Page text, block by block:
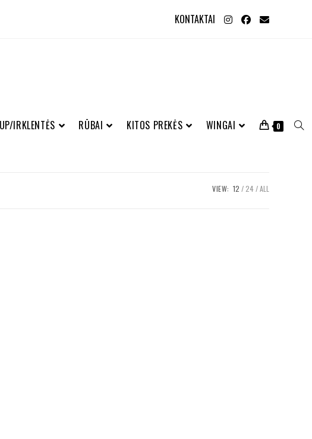
KONTAKTAI
IRKLENTĖS RŪBAI KITOS PREKĖS WINGAI 0
VIEW: 12 24 ALL